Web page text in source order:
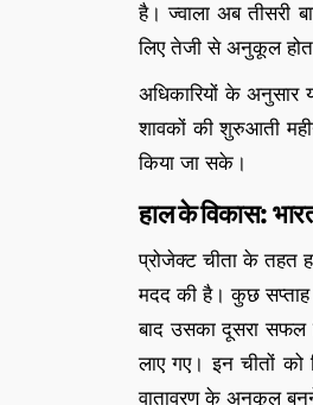
है। ज्वाला अब तीसरी
लिए तेजी से अनुकूल
अधिकारियों के अनुसार
शावकों की शुरुआती
किया जा सके।
हाल के विकास:
प्रोजेक्ट चीता के तहत
मदद की है। कुछ सप्ताह
बाद उसका दूसरा सफल
लाए गए। इन चीतों को
वातावरण के अनुकूल बनने